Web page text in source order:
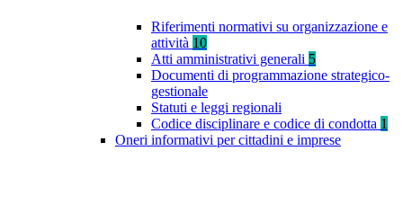
Riferimenti normativi su organizzazione e
attività 10
Atti amministrativi generali 5
Documenti di programmazione strategico-
gestionale
Statuti e leggi regionali
Codice disciplinare e codice di condotta 1
Oneri informativi per cittadini e imprese